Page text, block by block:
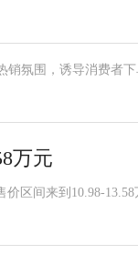
销氛围，诱导消费者
万元
区间来到10.98-